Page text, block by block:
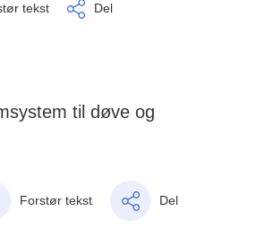
tekst Del
til døve og
Forstør tekst Del